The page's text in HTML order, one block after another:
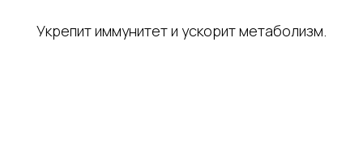
Укрепит иммунитет и ускорит метаболизм.